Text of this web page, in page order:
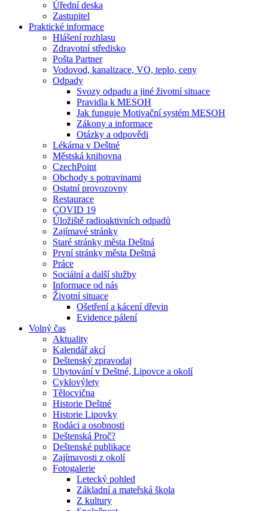
Úřední deska
Zastupitel
Praktické informace
Hlášení rozhlasu
Zdravotní středisko
Pošta Partner
Vodovod, kanalizace, VO, teplo, ceny
Odpady
Svozy odpadu a jiné životní situace
Pravidla k MESOH
Jak funguje Motivační systém MESOH
Zákony a informace
Otázky a odpovědi
Lékárna v Deštné
Městská knihovna
CzechPoint
Obchody s potravinami
Ostatní provozovny
Restaurace
COVID 19
Úložiště radioaktivních odpadů
Zajímavé stránky
Staré stránky města Deštná
První stránky města Deštná
Práce
Sociální a další služby
Informace od nás
Životní situace
Ošetření a kácení dřevin
Evidence pálení
Volný čas
Aktuality
Kalendář akcí
Deštenský zpravodaj
Ubytování v Deštné, Lipovce a okolí
Cyklovýlety
Tělocvična
Historie Deštné
Historie Lipovky
Rodáci a osobnosti
Deštenská Proč?
Deštenské publikace
Zajímavosti z okolí
Fotogalerie
Letecký pohled
Základní a mateřská škola
Z kultury